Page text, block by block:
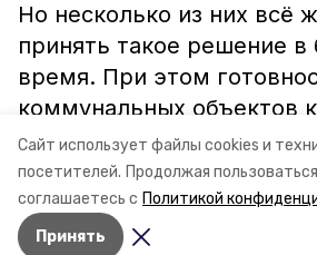
Сайт использует файлы cookies и
посетителей. Продолжая
соглашаетесь с Политикой
Принять
Но несколько из них всё
принять такое решение
время. При этом
коммунальных объектов
зимнему периодудолжна
стопроцентной.
Авторы: Оксана Петренко